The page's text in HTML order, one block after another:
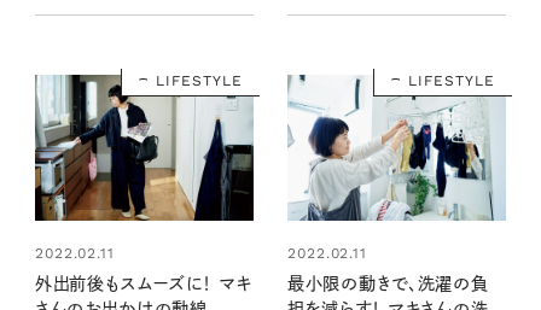
LIFESTYLE
2022.02.11
外出前後もスムーズに！ マキ
LIFESTYLE
2022.02.11
最小限の動きで、洗濯の負